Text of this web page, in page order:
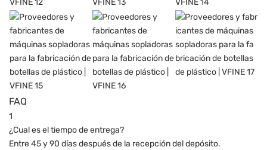
FAQ
1
¿Cual es el tiempo de entrega?
Entre 45 y 90 días después de la recepción del depósito.